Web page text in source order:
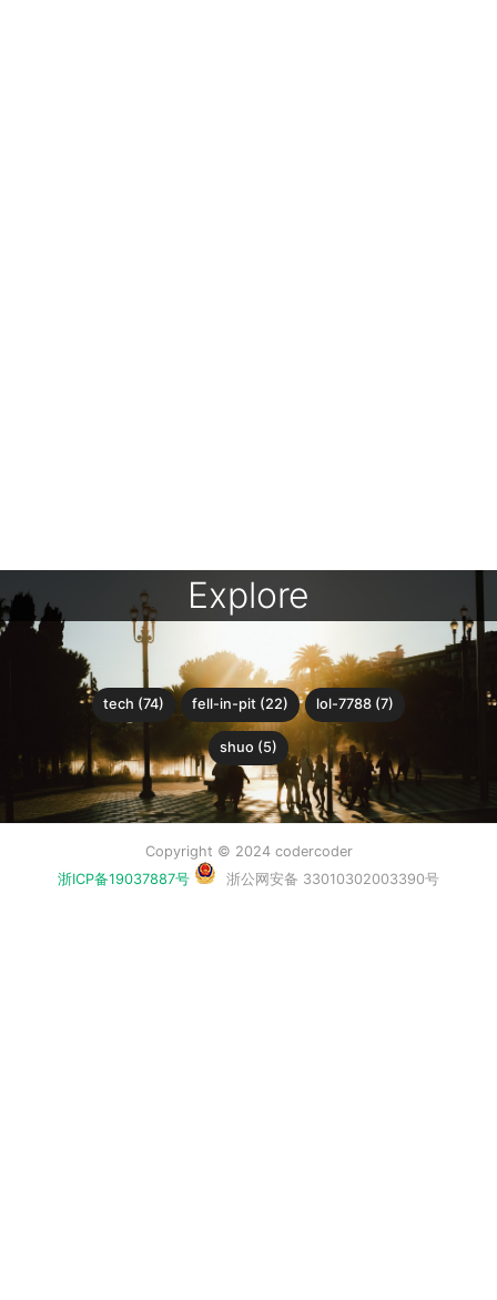
Explore
tech (74) fell-in-pit (22) lol-7788 (7)
shuo (5)
Copyright © 2024 codercoder
浙ICP备19037887号
浙公网安备 33010302003390号